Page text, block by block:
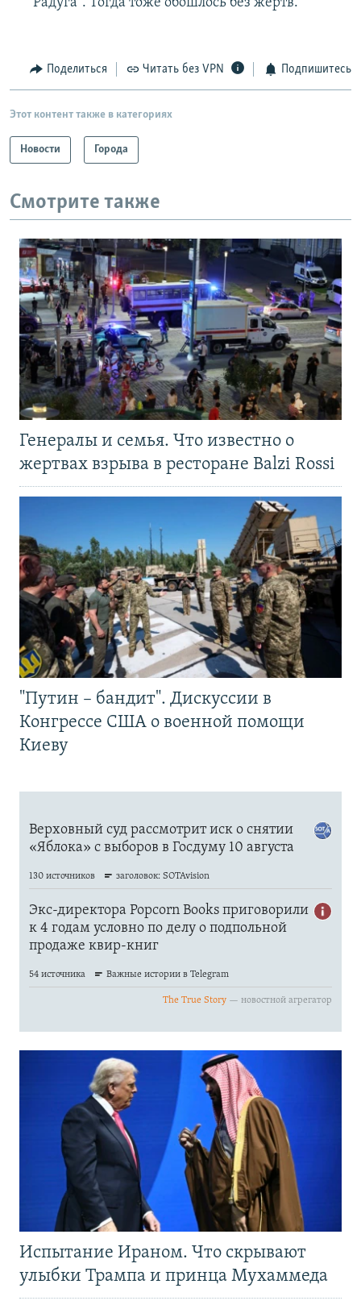
"Радуга". Тогда тоже обошлось без жертв.
Поделиться Читать без VPN Подпишитесь
Этот контент также в категориях
Новости Города
Смотрите также
Генералы и семья. Что известно о
жертвах взрыва в ресторане Balzi Rossi
"Путин – бандит". Дискуссии в
Конгрессе США о военной помощи
Киеву
Испытание Ираном. Что скрывают
улыбки Трампа и принца Мухаммеда